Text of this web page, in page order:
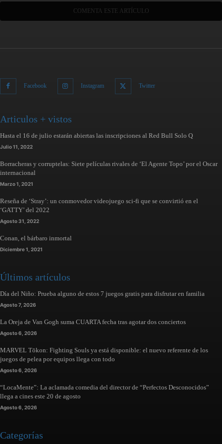
Facebook Instagram Twitter
Articulos + vistos
Hasta el 16 de julio estarán abiertas las inscripciones al Red Bull Solo Q
Julio 11, 2022
Borracheras y corruptelas: Siete películas rivales de ‘El Agente Topo’ por el Oscar
internacional
Marzo 1, 2021
Reseña de ‘Stray’: un conmovedor videojuego sci-fi que se convirtió en el
‘GATTY’ del 2022
Agosto 31, 2022
Conan, el bárbaro inmortal
Diciembre 1, 2021
Últimos artículos
Día del Niño: Prueba alguno de estos 7 juegos gratis para disfrutar en familia
Agosto 7, 2026
La Oreja de Van Gogh suma CUARTA fecha tras agotar dos conciertos
Agosto 6, 2026
MARVEL Tōkon: Fighting Souls ya está disponible: el nuevo referente de los
juegos de pelea por equipos llega con todo
Agosto 6, 2026
“LocaMente”: La aclamada comedia del director de “Perfectos Desconocidos”
llega a cines este 20 de agosto
Agosto 6, 2026
Categorías